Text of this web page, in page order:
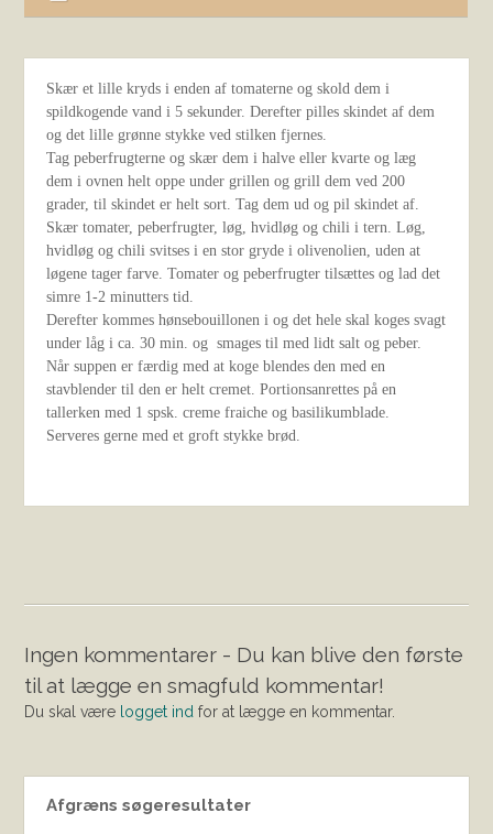
Skær et lille kryds i enden af tomaterne og skold dem i
spildkogende vand i 5 sekunder. Derefter pilles skindet af dem
og det lille grønne stykke ved stilken fjernes.
Tag peberfrugterne og skær dem i halve eller kvarte og læg
dem i ovnen helt oppe under grillen og grill dem ved 200
grader, til skindet er helt sort. Tag dem ud og pil skindet af.
Skær tomater, peberfrugter, løg, hvidløg og chili i tern. Løg,
hvidløg og chili svitses i en stor gryde i olivenolien, uden at
løgene tager farve. Tomater og peberfrugter tilsættes og lad det
simre 1-2 minutters tid.
Derefter kommes hønsebouillonen i og det hele skal koges svagt
under låg i ca. 30 min. og smages til med lidt salt og peber.
Når suppen er færdig med at koge blendes den med en
stavblender til den er helt cremet. Portionsanrettes på en
tallerken med 1 spsk. creme fraiche og basilikumblade.
Serveres gerne med et groft stykke brød.
Ingen kommentarer - Du kan blive den første
til at lægge en smagfuld kommentar!
Du skal være logget ind for at lægge en kommentar.
Afgræns søgeresultater